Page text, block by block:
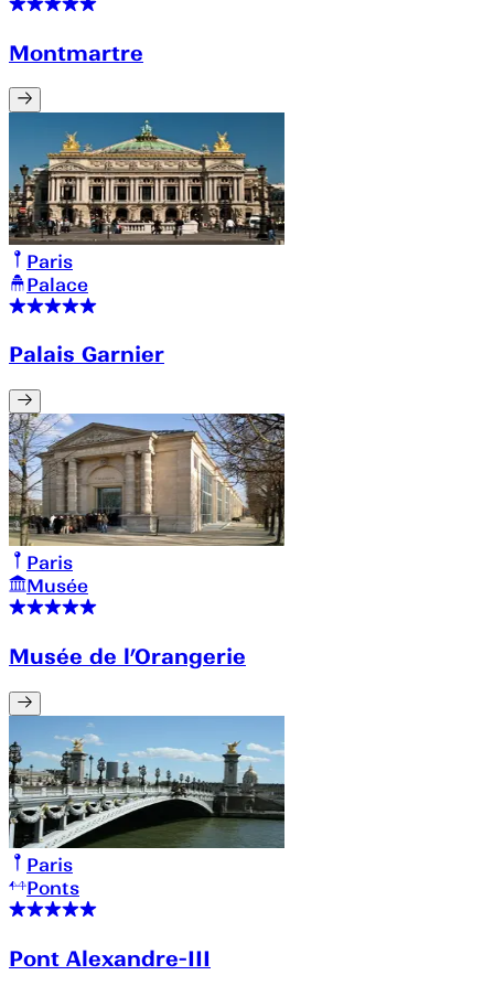
Montmartre
Paris
Palace
Palais Garnier
Paris
Musée
Musée de l’Orangerie
Paris
Ponts
Pont Alexandre-III